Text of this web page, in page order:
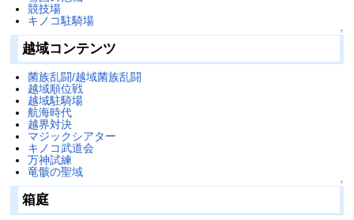
競技場
キノコ駐騎場
↑
越域コンテンツ
菌族乱闘/越域菌族乱闘
越域順位戦
越域駐騎場
航海時代
越界対決
マジックシアター
キノコ武道会
万神試練
竜骸の聖域
↑
箱庭